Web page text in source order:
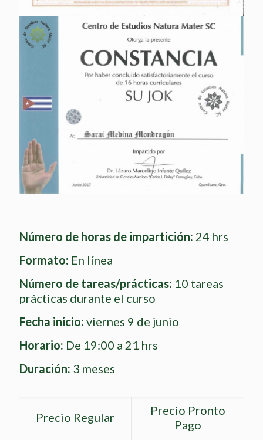
Número de horas de impartición: 24 hrs
Formato: En línea
Número de tareas/prácticas: 10 tareas
prácticas durante el curso
Fecha inicio: viernes 9 de junio
Horario: De 19:00 a 21 hrs
Duración: 3 meses
Precio Regular
Precio Pronto
Pago